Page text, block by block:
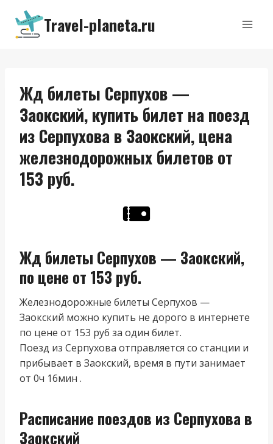
Перейти
содержимому
Travel-planeta.ru
Жд билеты Серпухов —
Заокский, купить билет на поезд
из Серпухова в Заокский, цена
железнодорожных билетов от
153 руб.
Жд билеты Серпухов — Заокский,
по цене от 153 руб.
Железнодорожные билеты Серпухов —
Заокский можно купить не дорого в интернете
по цене от 153 руб за один билет.
Поезд из Серпухова отправляется со станции и
прибывает в Заокский, время в пути занимает
от 0ч 16мин .
Расписание поездов из Серпухова в
Заокский